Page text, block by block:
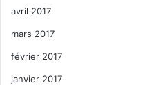
avril 2017
mars 2017
février 2017
janvier 2017